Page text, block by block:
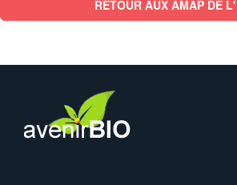
RETOUR AUX AMAP DE